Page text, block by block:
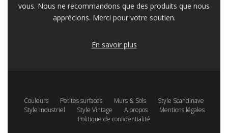
vous. Nous ne recommandons que des produits que nous
apprécions. Merci pour votre soutien.
En savoir plus
Couleurs Petites surfaces Murs & Sols
Style Scandinave
Style Industriel
Style Vintage A propos
Mentions légales
Politique de confidentialité